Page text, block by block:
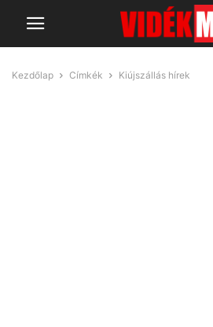
Kezdőlap Címkék Kiújszállás hírek